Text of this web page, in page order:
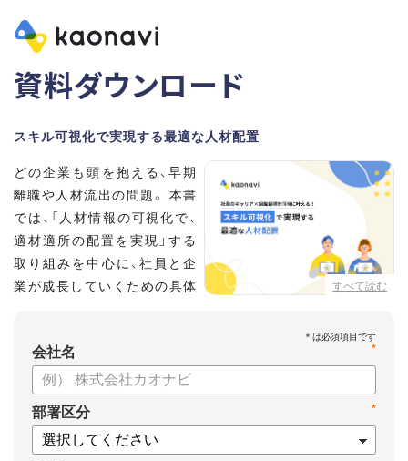
資料ダウンロード
スキル可視化で実現する最適な人材配置
すべて読む
どの企業も頭を抱える、早期
離職や人材流出の問題。 本書
では、「人材情報の可視化で、
適材適所の配置を実現」する
取り組みを中心に、社員と企
業が成長していくための具体
【資料の内容】
・不適切な人員配置の要因と悪影響
・データドリブンな人材配置のメリット
・導入イメージとリーダー育成への応用
*
会社名
*
部署区分